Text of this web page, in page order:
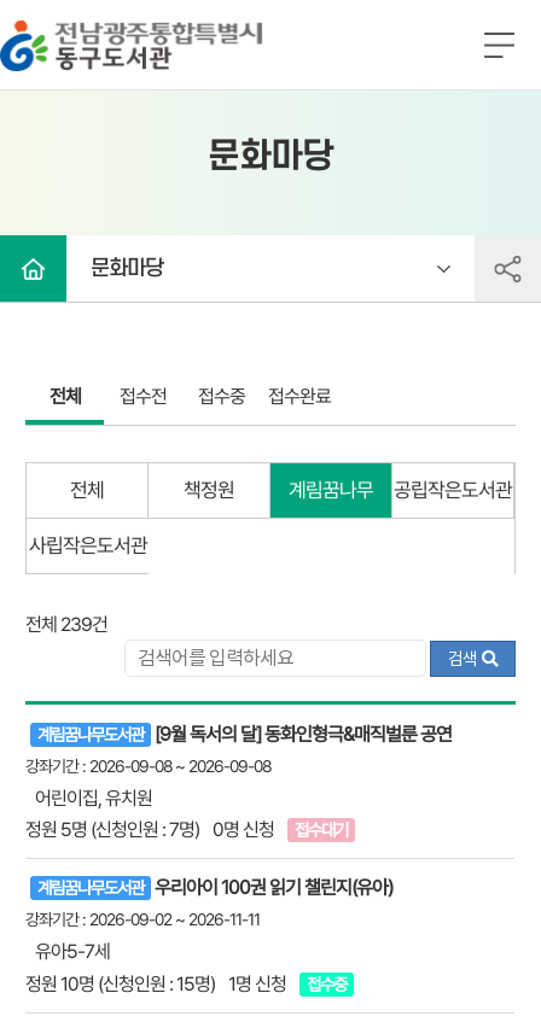
전남광주통합특별시 동구도서관
전
문화마당
문화마당
전체 접수전 접수중 접수완료
전체 책정원 계림꿈나무 공립작은도서관
사립작은도서관
전체 239건
검색
강
좌
프
로
그
램
리
스
트
계림꿈나무도서관 [9월 독서의 달] 동화인형극&매직벌룬 공연
강좌기간 : 2026-09-08 ~ 2026-09-08
어린이집, 유치원
정원 5명 (신청인원 : 7명) 0명 신청 접수대기
계림꿈나무도서관 우리아이 100권 읽기 챌린지(유아)
강좌기간 : 2026-09-02 ~ 2026-11-11
유아5-7세
정원 10명 (신청인원 : 15명) 1명 신청 접수중